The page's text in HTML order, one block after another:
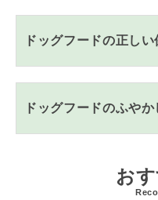
ドッグフードの正し
ドッグフードのふや
お